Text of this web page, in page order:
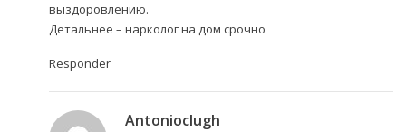
выздоровлению.
Детальнее – нарколог на дом срочно
Responder
Antonioclugh